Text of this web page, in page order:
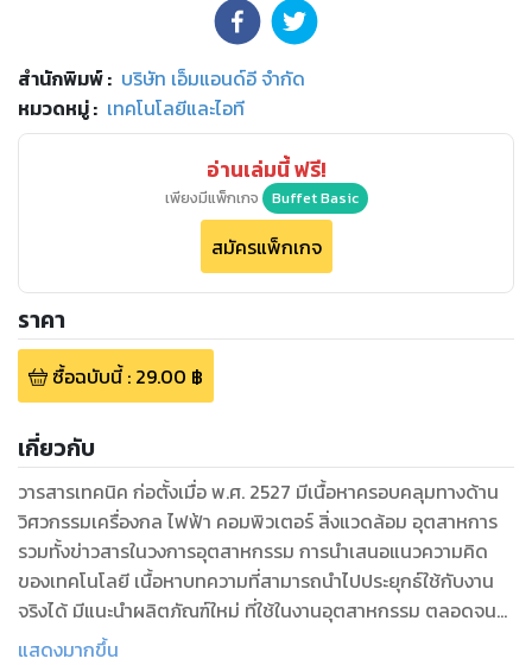
สำนักพิมพ์: บริษัท เอ็มแอนด์อี จำกัด
หมวดหมู่: เทคโนโลยีและไอที
อ่านเล่มนี้ ฟรี!
เพียงมีแพ็กเกจ Buffet Basic
สมัครแพ็กเกจ
ราคา
ซื้อฉบับนี้: 29.00 ฿
เกี่ยวกับ
วารสารเทคนิค ก่อตั้งเมื่อ พ.ศ. 2527 มีเนื้อหาครอบคลุมทางด้าน
วิศวกรรมเครื่องกล ไฟฟ้า คอมพิวเตอร์ สิ่งแวดล้อม อุตสาหการ
รวมทั้งข่าวสารในวงการอุตสาหกรรม การนำเสนอแนวความคิด
ของเทคโนโลยี เนื้อหาบทความที่สามารถนำไปประยุกธ์ใช้กับงาน
จริงได้ มีแนะนำผลิตภัณฑ์ใหม่ ที่ใช้ในงานอุตสาหกรรม ตลอดจน
บริการข้อมูลสินค้า และบริการ ทางด้านวิศวกรรม จากผู้ผลิต และผู้
แสดงมากขึ้น